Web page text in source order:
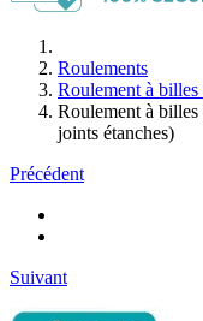
Roulements
Roulement à billes
Roulement à
joints étanches)
Précédent
Suivant